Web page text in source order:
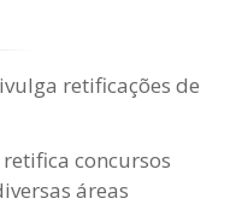
retificações de
concursos
áreas